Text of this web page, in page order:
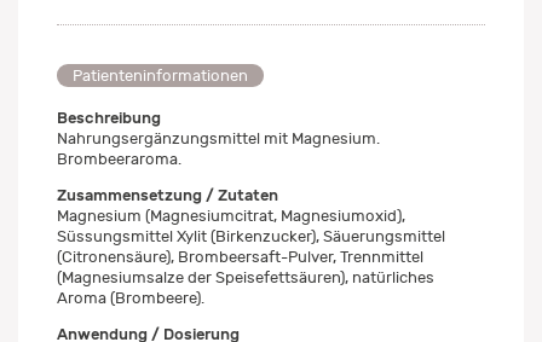
Patienteninformationen
Beschreibung
Nahrungsergänzungsmittel mit Magnesium.
Brombeeraroma.
Zusammensetzung / Zutaten
Magnesium (Magnesiumcitrat, Magnesiumoxid),
Süssungsmittel Xylit (Birkenzucker), Säuerungsmittel
(Citronensäure), Brombeersaft-Pulver, Trennmittel
(Magnesiumsalze der Speisefettsäuren), natürliches
Aroma (Brombeere).
Anwendung / Dosierung